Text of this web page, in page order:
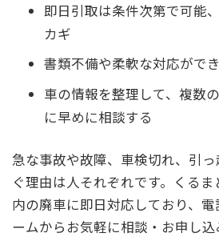
即日引取は条件次第で可能
カギ
書類不備や柔軟な対応がで
車の情報を整理して、複数
に早めに相談する
急な事故や故障、車検切れ、引
ぐ理由は人それぞれです。くる
内の廃車に即日対応しており、
ームからお気軽に相談・お申し込